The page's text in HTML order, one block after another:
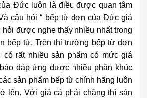
Đức luôn là điều được quan tâm
câu hỏi “ bếp từ đơn của Đức giá
hỏi được nghe thấy nhiều nhất trong
bếp từ. Trên thị trường bếp từ đơn
rất nhiều sản phẩm có mức giá
đáp ứng được nhiều phân khúc
sản phẩm bếp từ chính hãng luôn
lên. Với giá cả phải chăng thì sản